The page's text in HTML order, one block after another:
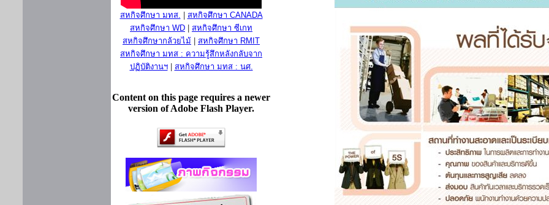
สหกิจศึกษา มทส.
สหกิจศึกษา CANADA
สหกิจศึกษา WD
สหกิจศึกษา ซีเกท
สหกิจศึกษากล้วยไม้
สหกิจศึกษา RMIT
สหกิจศึกษา มทส : ความรู้สึกหลังกลับจาก
ปฏิบัติงานฯ| สหกิจศึกษา มทส : นศ.
Content on this page requires a newer
version of Adobe Flash Player.